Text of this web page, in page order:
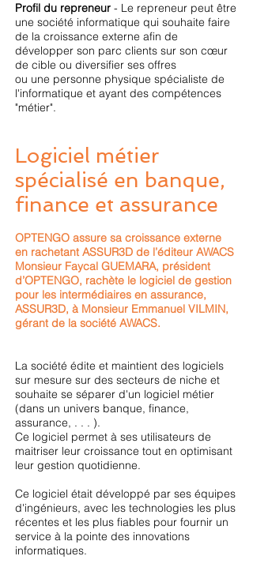
Profil du repreneur - Le repreneur peut être
une société informatique qui souhaite faire
de la croissance externe afin de
développer son parc clients sur son cœur
de cible ou diversifier ses offres
ou une personne physique spécialiste de
l'informatique et ayant des compétences
"métier".
Logiciel métier
spécialisé en banque,
finance et assurance
OPTENGO assure sa croissance externe
en rachetant ASSUR3D de l’éditeur AWACS
Monsieur Faycal GUEMARA, président
d’OPTENGO, rachète le logiciel de gestion
pour les intermédiaires en assurance,
ASSUR3D, à Monsieur Emmanuel VILMIN,
gérant de la société AWACS.
La société édite et maintient des logiciels
sur mesure sur des secteurs de niche et
souhaite se séparer d'un logiciel métier
(dans un univers banque, finance,
assurance, . . . ).
Ce logiciel permet à ses utilisateurs de
maitriser leur croissance tout en optimisant
leur gestion quotidienne.
Ce logiciel était développé par ses équipes
d'ingénieurs, avec les technologies les plus
récentes et les plus fiables pour fournir un
service à la pointe des innovations
informatiques.